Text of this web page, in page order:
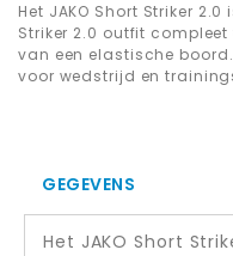
Het JAKO Short Striker
Striker 2.0 outfit
van een elastische
voor wedstrijd en
GEGEVENS
Het JAKO Short